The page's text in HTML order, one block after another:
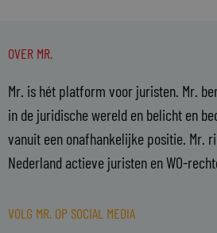
OVER MR.
Mr. is hét platform voor juristen. Mr.
in de juridische wereld en belicht en
vanuit een onafhankelijke positie. Mr.
Nederland actieve juristen en WO-
VOLG MR. OP SOCIAL MEDIA